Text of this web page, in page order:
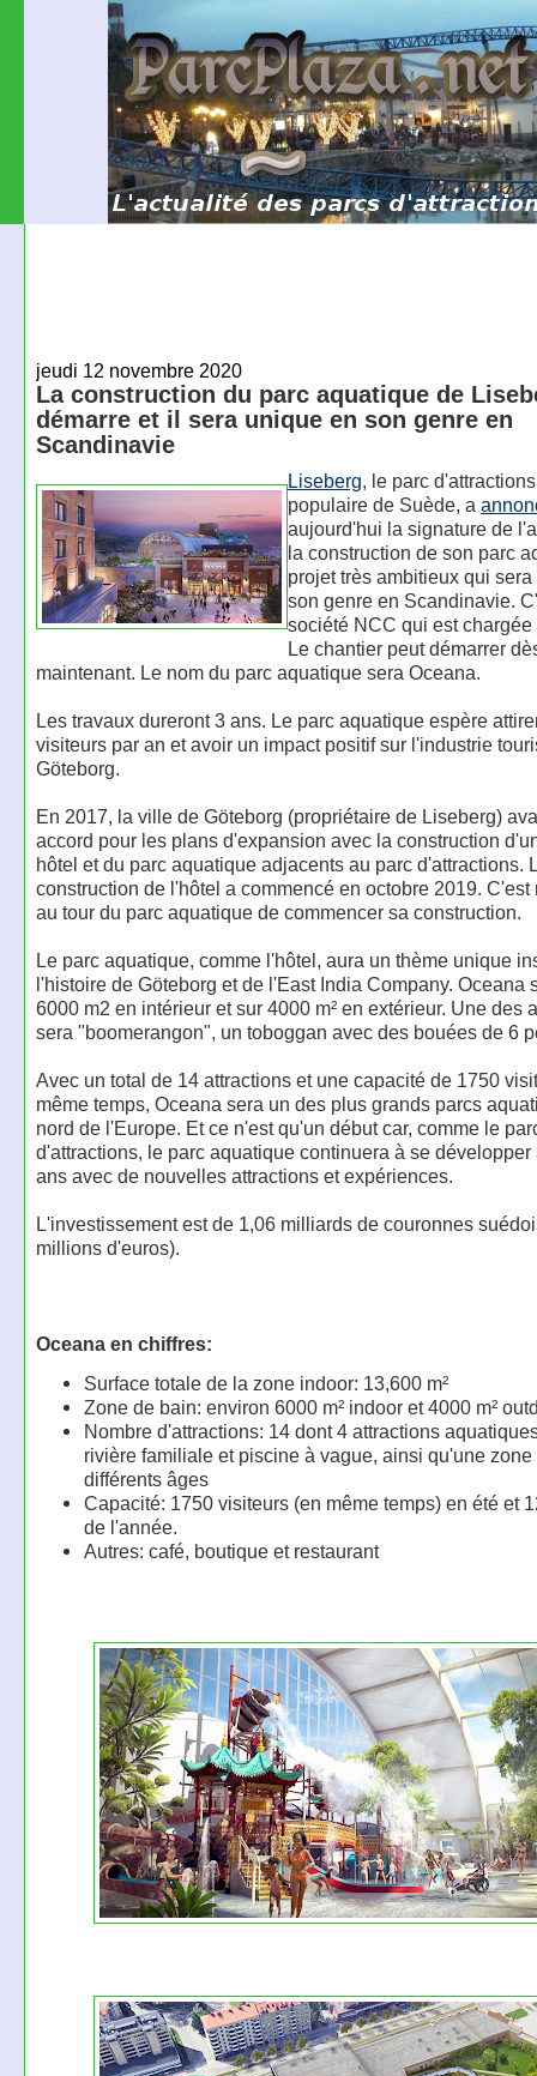
jeudi 12 novembre 2020
La construction du parc aquatique de
démarre et il sera unique en son genre en
Scandinavie
Liseberg, le parc
populaire de Suède, a
aujourd'hui la signature de
la construction de son parc
projet très ambitieux qui
son genre en Scandinavie.
société NCC qui est chargée
Le chantier peut démarrer
maintenant. Le nom du parc aquatique sera Oceana.
Les travaux dureront 3 ans. Le parc aquatique espère
visiteurs par an et avoir un impact positif sur l'industrie
Göteborg.
En 2017, la ville de Göteborg (propriétaire de Liseberg)
accord pour les plans d'expansion avec la construction
hôtel et du parc aquatique adjacents au parc d'attractions.
construction de l'hôtel a commencé en octobre 2019. C'est
au tour du parc aquatique de commencer sa construction.
Le parc aquatique, comme l'hôtel, aura un thème unique
l'histoire de Göteborg et de l'East India Company. Oceana
6000 m2 en intérieur et sur 4000 m² en extérieur. Une des
sera "boomerangon", un toboggan avec des bouées de 6
Avec un total de 14 attractions et une capacité de 1750
même temps, Oceana sera un des plus grands parcs
nord de l'Europe. Et ce n'est qu'un début car, comme le
d'attractions, le parc aquatique continuera à se développer
ans avec de nouvelles attractions et expériences.
L'investissement est de 1,06 milliards de couronnes
millions d'euros).
Oceana en chiffres:
Surface totale de la zone indoor: 13,600 m²
Zone de bain: environ 6000 m² indoor et 4000 m²
Nombre d'attractions: 14 dont 4 attractions
rivière familiale et piscine à vague, ainsi qu'une
différents âges
Capacité: 1750 visiteurs (en même temps) en été et
de l'année.
Autres: café, boutique et restaurant